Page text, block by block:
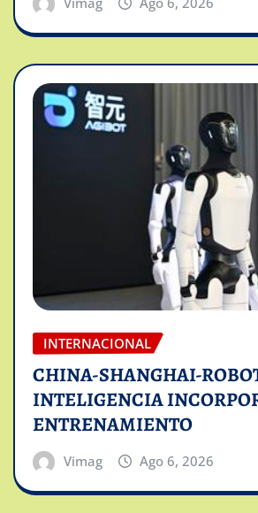
INTERNACIONAL
CHINA-SHANGHAI-
INTELIGENCIA
ENTRENAMIENTO
Vimag Ago 6, 2026